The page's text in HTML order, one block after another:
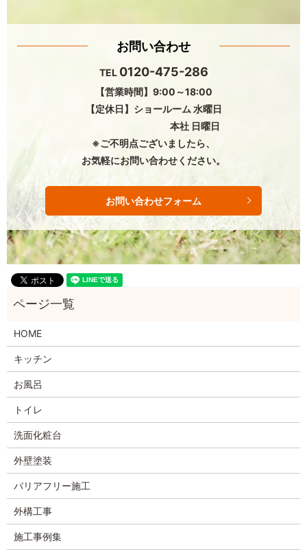
お問い合わせ
TEL 0120-475-286
【営業時間】9:00～18:00
【定休日】ショールーム 水曜日
本社 日曜日
※ご不明点ございましたら、
お気軽にお問い合わせください。
お問い合わせフォーム
HOME
キッチン
お風呂
トイレ
洗面化粧台
外壁塗装
バリアフリー施工
外構工事
施工事例集